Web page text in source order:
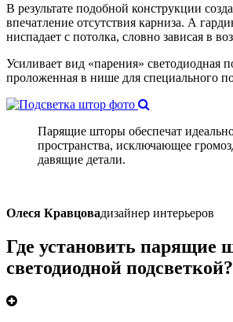
В результате подобной конструкции
впечатление отсутствия карниза. А
ниспадает с потолка, словно зависая в
Усиливает вид «парения» светодиодная
проложенная в нише для специального
Парящие шторы обеспечат
пространства, исключающее
давящие детали.
Олеся Кравцовадизайнер интерьеров
Где установить парящие
светодиодной подсветкой?